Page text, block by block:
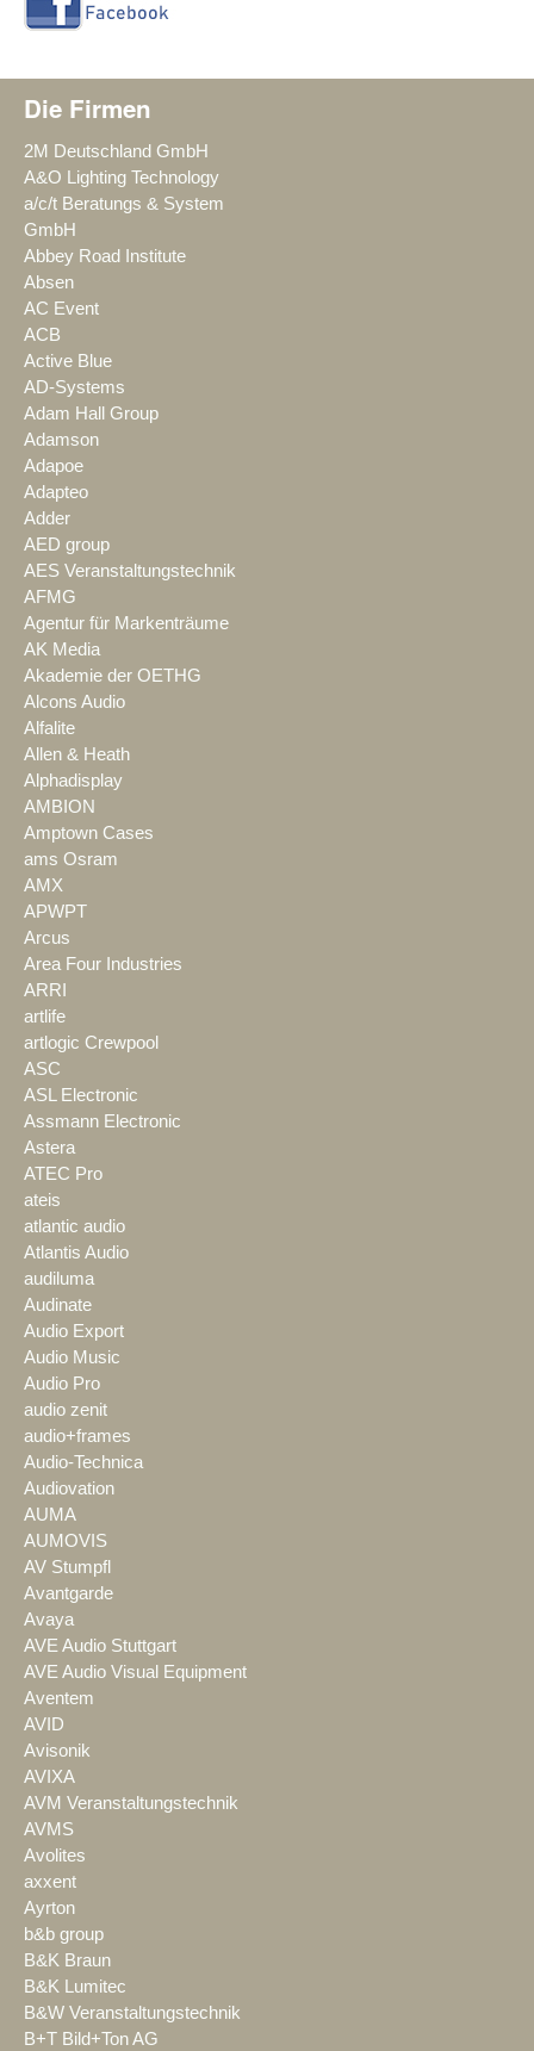
Die Firmen
2M Deutschland GmbH
A&O Lighting Technology
a/c/t Beratungs & System
GmbH
Abbey Road Institute
Absen
AC Event
ACB
Active Blue
AD-Systems
Adam Hall Group
Adamson
Adapoe
Adapteo
Adder
AED group
AES Veranstaltungstechnik
AFMG
Agentur für Markenträume
AK Media
Akademie der OETHG
Alcons Audio
Alfalite
Allen & Heath
Alphadisplay
AMBION
Amptown Cases
ams Osram
AMX
APWPT
Arcus
Area Four Industries
ARRI
artlife
artlogic Crewpool
ASC
ASL Electronic
Assmann Electronic
Astera
ATEC Pro
ateis
atlantic audio
Atlantis Audio
audiluma
Audinate
Audio Export
Audio Music
Audio Pro
audio zenit
audio+frames
Audio-Technica
Audiovation
AUMA
AUMOVIS
AV Stumpfl
Avantgarde
Avaya
AVE Audio Stuttgart
AVE Audio Visual Equipment
Aventem
AVID
Avisonik
AVIXA
AVM Veranstaltungstechnik
AVMS
Avolites
axxent
Ayrton
b&b group
B&K Braun
B&K Lumitec
B&W Veranstaltungstechnik
B+T Bild+Ton AG